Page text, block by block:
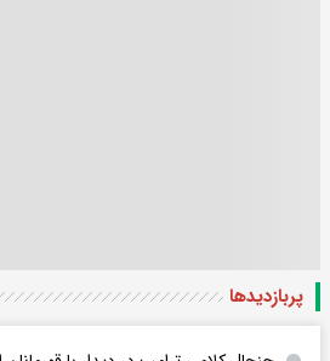
پربازدید‌ها